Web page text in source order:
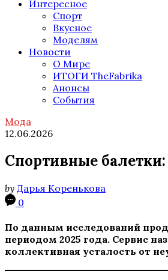
Интересное
Спорт
Вкусное
Моделям
Новости
О Мире
ИТОГИ TheFabrika
Анонсы
События
Мода
12.06.2026
Спортивные
by Дарья Коренькова
0
По данным исследований
периодом 2025 года. Сервис
коллективная усталость от